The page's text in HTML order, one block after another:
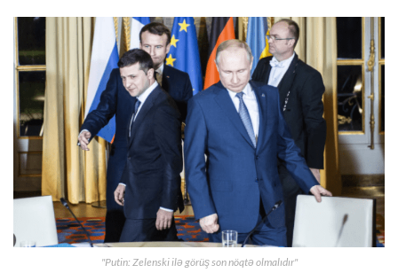
"Putin: Zelenski ilə görüş son nöqtə olmalıdır"